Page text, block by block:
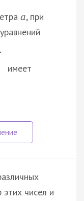
a, при
имеет
чисел и